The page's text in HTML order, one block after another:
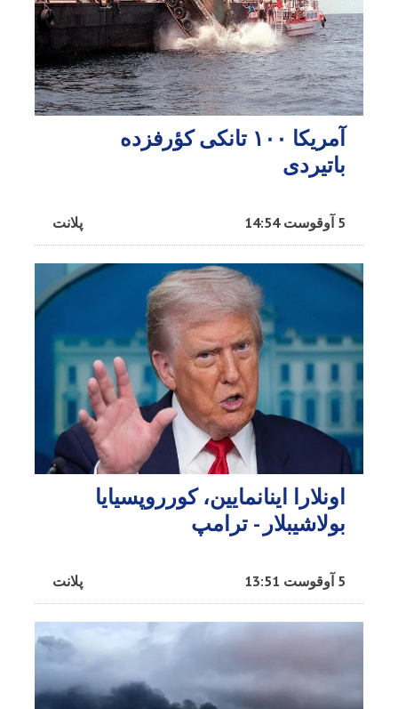
آمریکا ۱۰۰ تانکی کؤرفزده
باتیردی
پلانت 5 آوقوست 14:54
اونلارا اینانمایین، کورروپسیایا
بولاشیبلار - ترامپ
پلانت 5 آوقوست 13:51